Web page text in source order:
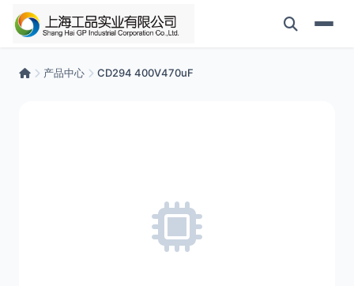
产品中心 CD294 400V470uF